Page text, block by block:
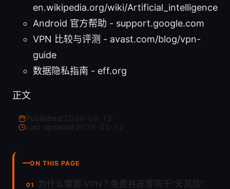
en.wikipedia.org/wiki/Artificial_intelligence
Android 官方帮助 - support.google.com
VPN 比较与评测 - avast.com/blog/vpn-
guide
数据隐私指南 - eff.org
正文
Last updated:
ON THIS PAGE